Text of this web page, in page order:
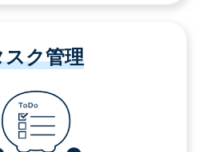
スク管理